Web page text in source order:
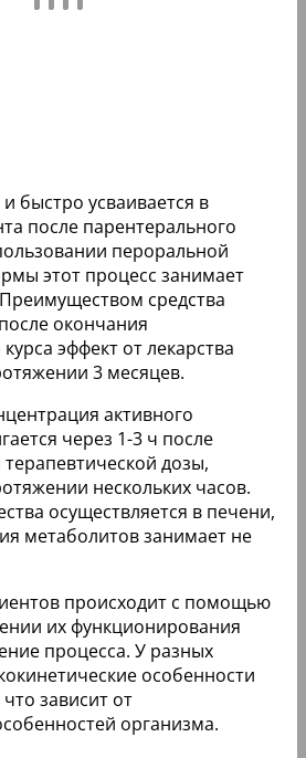
быстро усваивается в
после парентерального
пероральной
этот процесс занимает
средства
окончания
эффект от лекарства
3 месяцев.
активного
через 1-3 ч после
дозы,
нескольких часов.
осуществляется в печени,
метаболитов занимает не
происходит с помощью
их функционирования
процесса. У разных
особенности
зависит от
организма.